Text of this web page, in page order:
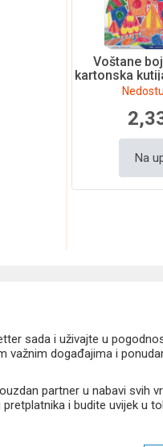
Voštane
kartonska
Na
sada i uživajte u
važnim događajima i
partner u nabavi svih
i budite uvijek u